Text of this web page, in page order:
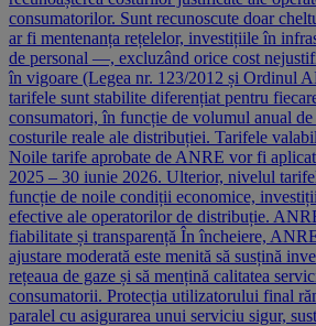
consumatorilor. Sunt recunoscute doar
ar fi mentenanța rețelelor, investițiile în
de personal —, excluzând orice cost
în vigoare (Legea nr. 123/2012 și Ordinul
tarifele sunt stabilite diferențiat pentru
consumatori, în funcție de volumul anual de
costurile reale ale distribuției. Tarifele
Noile tarife aprobate de ANRE vor fi
2025 – 30 iunie 2026. Ulterior, nivelul
funcție de noile condiții economice,
efective ale operatorilor de distribuție.
fiabilitate și transparență În încheiere,
ajustare moderată este menită să susțină
rețeaua de gaze și să mențină calitatea
consumatorii. Protecția utilizatorului final
paralel cu asigurarea unui serviciu sigur,